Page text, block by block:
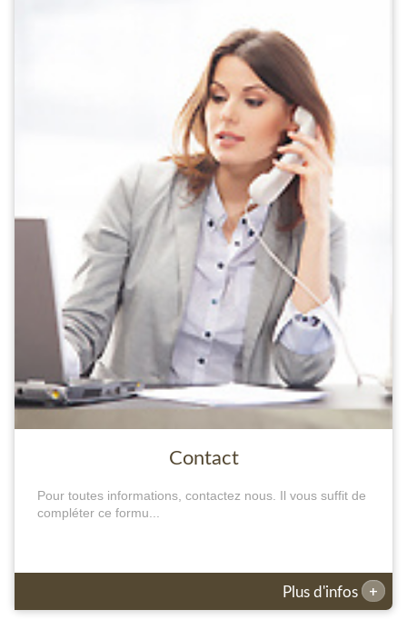
Contact
Pour toutes informations, contactez nous. Il vous suffit de
compléter ce formu...
Plus d'infos +